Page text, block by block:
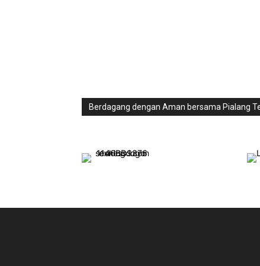
Berdagang dengan Aman bersama Pialang